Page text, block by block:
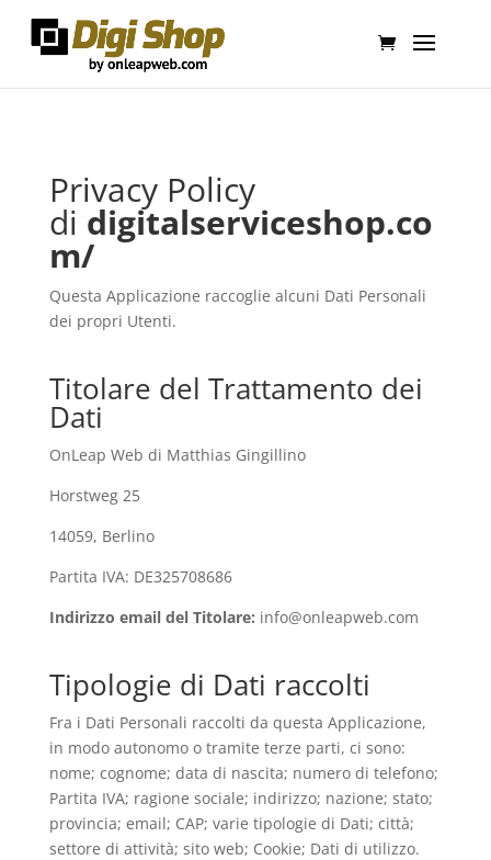
Privacy Policy
di digitalserviceshop.co
m/
Questa Applicazione raccoglie alcuni Dati Personali
dei propri Utenti.
Titolare del Trattamento dei
Dati
OnLeap Web di Matthias Gingillino
Horstweg 25
14059, Berlino
Partita IVA: DE325708686
Indirizzo email del Titolare: info@onleapweb.com
Tipologie di Dati raccolti
Fra i Dati Personali raccolti da questa Applicazione,
in modo autonomo o tramite terze parti, ci sono:
nome; cognome; data di nascita; numero di telefono;
Partita IVA; ragione sociale; indirizzo; nazione; stato;
provincia; email; CAP; varie tipologie di Dati; città;
settore di attività; sito web; Cookie; Dati di utilizzo.